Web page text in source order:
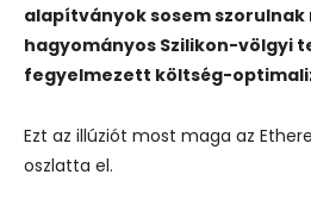
alapítványok sosem szorulnak
hagyományos Szilikon-völgyi
fegyelmezett költség-
Ezt az illúziót most maga az
oszlatta el.